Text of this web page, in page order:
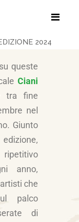
2024
queste
Ciani
tra fine
nel
Giunto
anno,
che
palco
di